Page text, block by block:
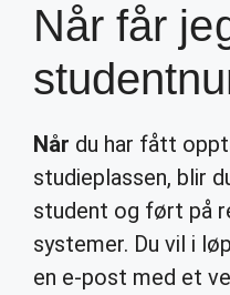
Når får
Når du har fått
studieplassen, blir
student og ført på
systemer. Du vil i
en e-post med et